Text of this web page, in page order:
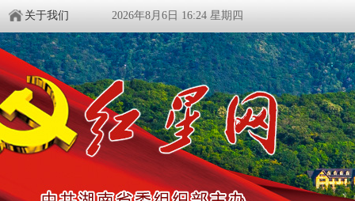
关于我们 2026年8月6日 16:24 星期四